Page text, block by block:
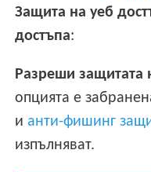
Защита на уеб
достъпа:
Разреши защитата
опцията е
ианти-фишинг
изпълняват.